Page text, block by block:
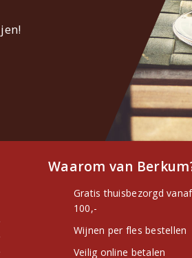
Waarom van
Gratis thuisbezorgd
100,-
Wijnen per fles bestellen
Veilig online betalen